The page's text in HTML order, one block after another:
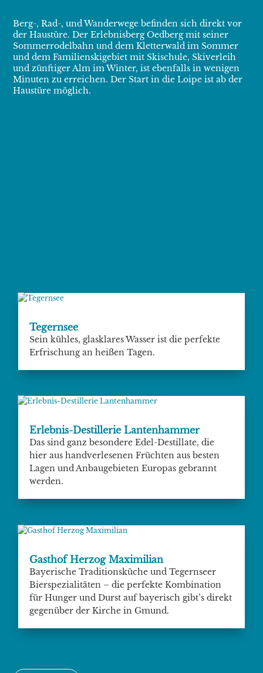
Berg-, Rad-, und Wanderwege befinden sich direkt vor
der Haustüre. Der Erlebnisberg Oedberg mit seiner
Sommerrodelbahn und dem Kletterwald im Sommer
und dem Familienskigebiet mit Skischule, Skiverleih
und zünftiger Alm im Winter, ist ebenfalls in wenigen
Minuten zu erreichen. Der Start in die Loipe ist ab der
Haustüre möglich.
Tegernsee
Sein kühles, glasklares Wasser ist die perfekte
Erfrischung an heißen Tagen.
Erlebnis-Destillerie Lantenhammer
Das sind ganz besondere Edel-Destillate, die
hier aus handverlesenen Früchten aus besten
Lagen und Anbaugebieten Europas gebrannt
werden.
Gasthof Herzog Maximilian
Bayerische Traditionsküche und Tegernseer
Bierspezialitäten – die perfekte Kombination
für Hunger und Durst auf bayerisch gibt’s direkt
gegenüber der Kirche in Gmund.